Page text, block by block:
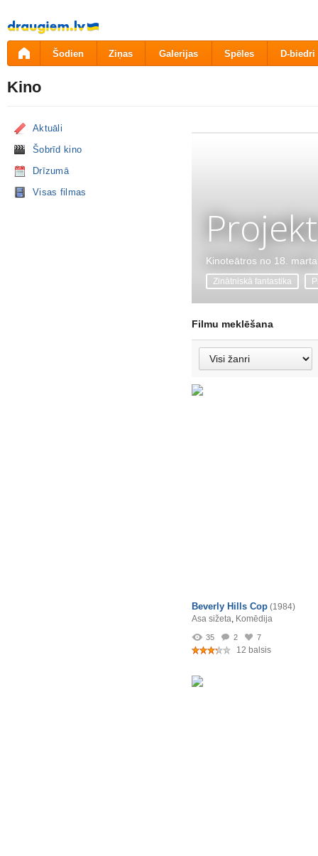
Pāriet
uz
saturu
Šodien Ziņas Galerijas Spēles D-biedri
Kino
Aktuāli
Šobrīd kino
Drīzumā
Visas filmas
Kinoteātros no 18. marta
Zinātniskā fantastika
Filmu meklēšana
Beverly Hills Cop (1984)
Asa sižeta, Komēdija
35 2 7
12 balsis